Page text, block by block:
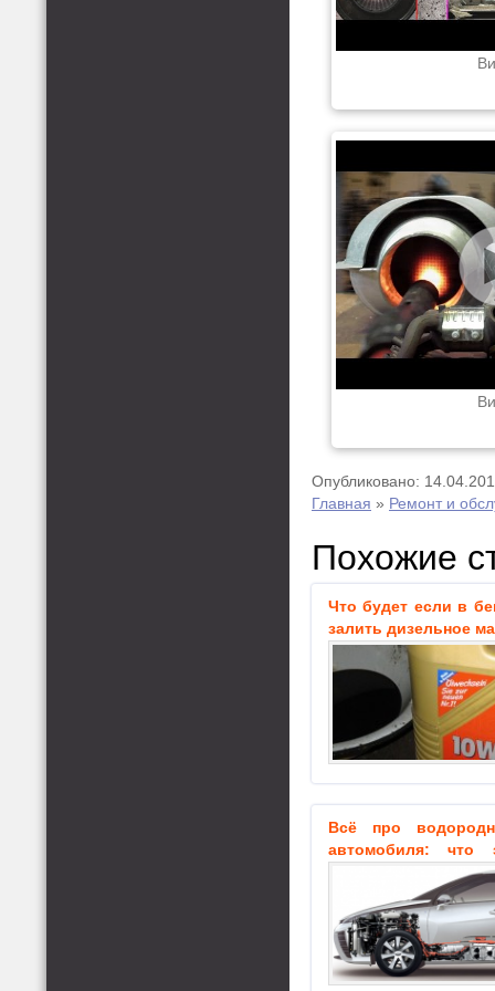
Опубликовано:
Главная » Ремонт и
Похожие
Что будет если в
залить дизельное
Всё про
автомобиля: что
схема, фото,